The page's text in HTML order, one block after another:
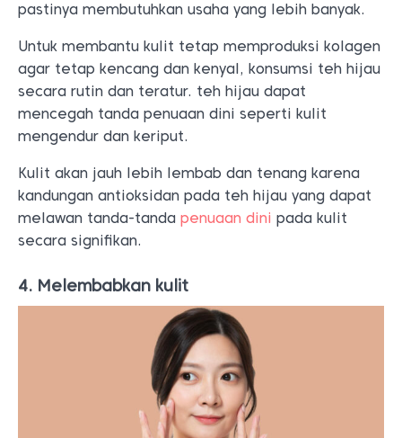
pastinya membutuhkan usaha yang lebih banyak.
Untuk membantu kulit tetap memproduksi kolagen
agar tetap kencang dan kenyal, konsumsi teh hijau
secara rutin dan teratur. teh hijau dapat
mencegah tanda penuaan dini seperti kulit
mengendur dan keriput.
Kulit akan jauh lebih lembab dan tenang karena
kandungan antioksidan pada teh hijau yang dapat
melawan tanda-tanda penuaan dini pada kulit
secara signifikan.
4. Melembabkan kulit